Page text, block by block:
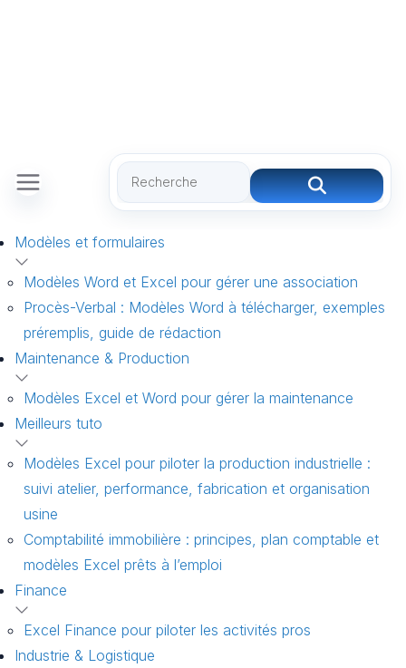
Modèles et formulaires
Modèles Word et Excel pour gérer une association
Procès-Verbal : Modèles Word à télécharger, exemples
préremplis, guide de rédaction
Maintenance & Production
Modèles Excel et Word pour gérer la maintenance
Meilleurs tuto
Modèles Excel pour piloter la production industrielle :
suivi atelier, performance, fabrication et organisation
usine
Comptabilité immobilière : principes, plan comptable et
modèles Excel prêts à l’emploi
Finance
Excel Finance pour piloter les activités pros
Industrie & Logistique